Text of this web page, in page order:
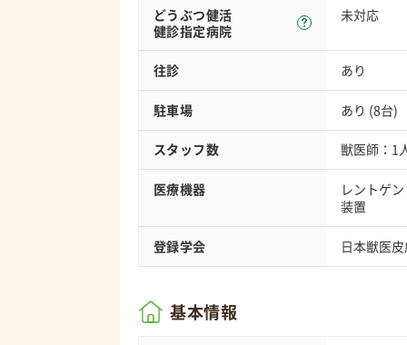
どうぶつ健活
健診指定病院
未対応
往診 あり
駐車場 あり (8台)
スタッフ数 獣医師：1
医療機器
レントゲン
装置
登録学会 日本獣医
基本情報